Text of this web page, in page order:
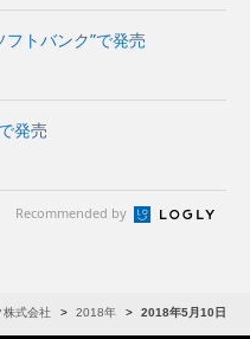
フトバンク”で発売
発売
Recommended by
株式会社 2018年 2018年5月10日